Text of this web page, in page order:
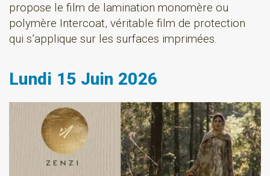
propose le film de lamination monomère ou
polymère Intercoat, véritable film de protection
qui s’applique sur les surfaces imprimées.
Lundi 15 Juin 2026